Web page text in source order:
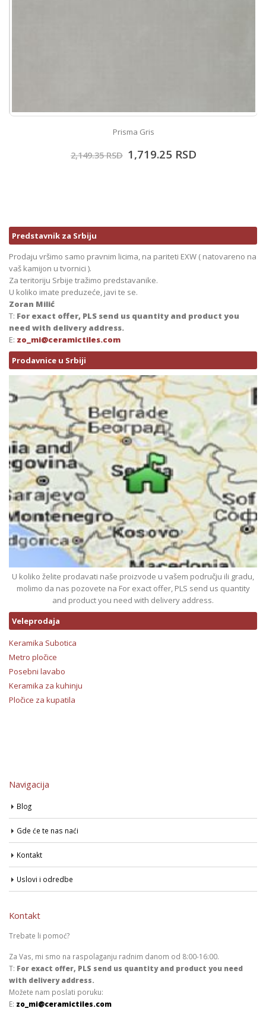
Prisma Gris
2,149.35RSD 1,719.25RSD
Predstavnik za Srbiju
Prodaju vršimo samo pravnim licima, na pariteti EXW ( natovareno na
vaš kamijon u tvornici ).
Za teritoriju Srbije tražimo predstavanike.
U koliko imate preduzeće, javi te se.
Zoran Milić
T: For exact offer, PLS send us quantity and product you
need with delivery address.
E: zo_mi@ceramictiles.com
Prodavnice u Srbiji
U koliko želite prodavati naše proizvode u vašem području ili gradu,
molimo da nas pozovete na For exact offer, PLS send us quantity
and product you need with delivery address.
Veleprodaja
Keramika Subotica
Metro pločice
Posebni lavabo
Keramika za kuhinju
Pločice za kupatila
Navigacija
Blog
Gde će te nas naći
Kontakt
Uslovi i odredbe
Kontakt
Trebate li pomoć?
Za Vas, mi smo na raspolaganju radnim danom od 8:00-16:00.
T: For exact offer, PLS send us quantity and product you need
with delivery address.
Možete nam poslati poruku:
E: zo_mi@ceramictiles.com